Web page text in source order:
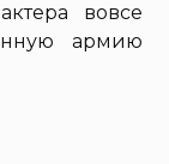
вовсе
армию